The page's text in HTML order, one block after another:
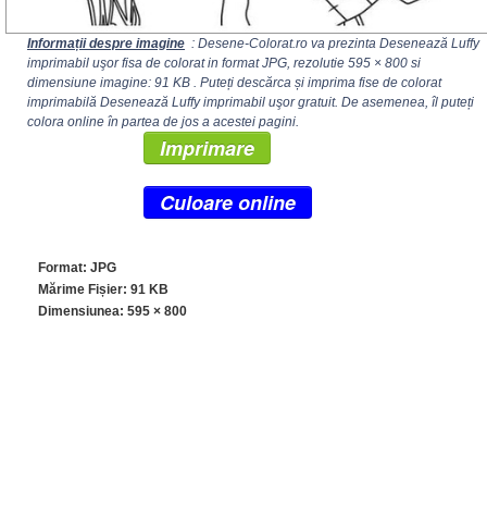
Informații despre imagine : Desene-Colorat.ro va prezinta Desenează Luffy
imprimabil uşor fisa de colorat in format JPG, rezolutie 595 × 800 si
dimensiune imagine: 91 KB . Puteți descărca și imprima fise de colorat
imprimabilă Desenează Luffy imprimabil uşor gratuit. De asemenea, îl puteți
colora online în partea de jos a acestei pagini.
Imprimare
Culoare online
Format: JPG
Mărime Fișier: 91 KB
Dimensiunea: 595 × 800